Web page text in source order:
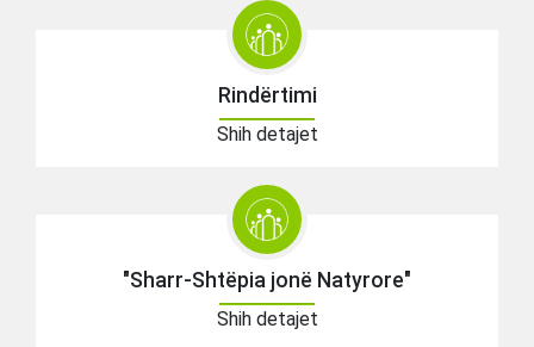
Rindërtimi
Shih detajet
"Sharr-Shtëpia jonë Natyrore"
Shih detajet